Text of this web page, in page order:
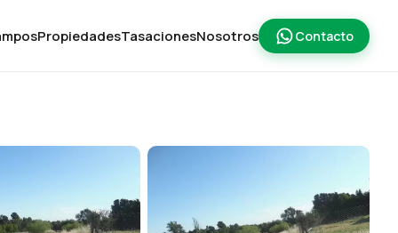
PropiedadesTasacionesNosotros Contacto